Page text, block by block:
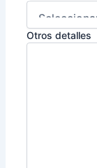
Otros detalles